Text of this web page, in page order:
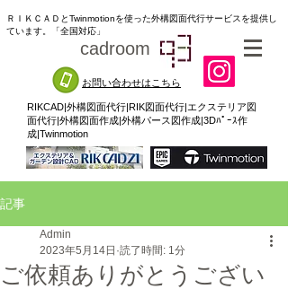
ＲＩＫＣＡＤとTwinmotionを使った外構図面代行サービスを提供し
ています。「全国対応」
cadroom 93
お問い合わせはこちら
RIKCAD|外構図面代行|RIK図面代行|エクステリア図
面代行|外構図面作成|外構パース図作成|3Dﾊﾟｰｽ作
成|Twinmotion
記事
ご依頼ありがとうござい
Admin
2023年5月14日 読了時間: 1分